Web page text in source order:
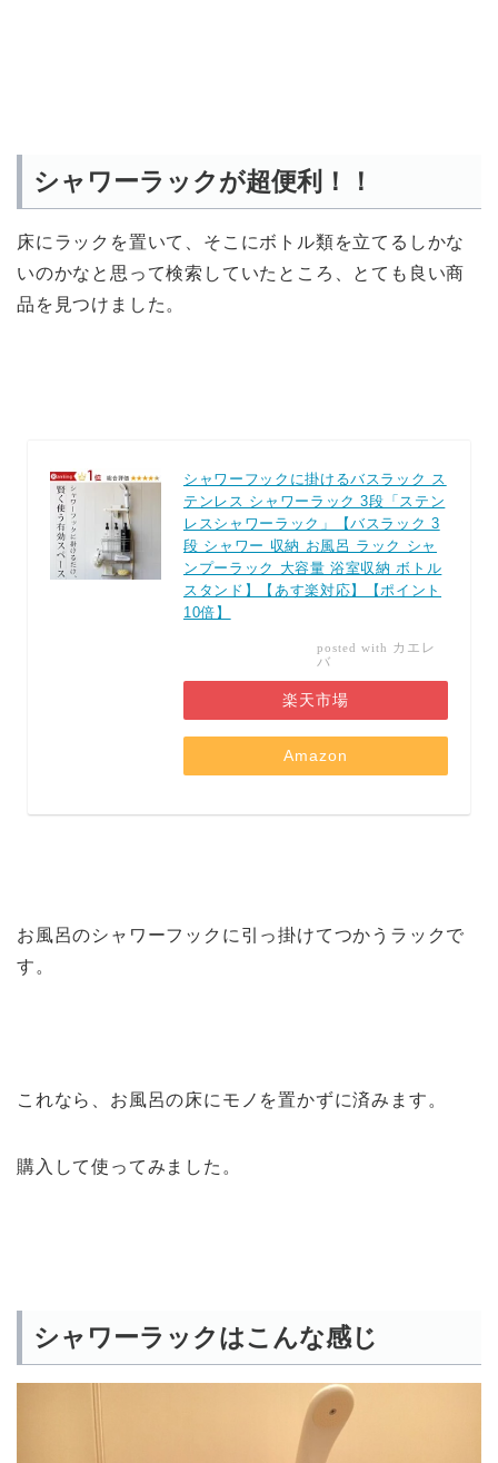
シャワーラックが超便利！！
床にラックを置いて、そこにボトル類を立てるしかな
いのかなと思って検索していたところ、とても良い商
品を見つけました。
シャワーフックに掛けるバスラック ス
テンレス シャワーラック 3段「ステン
レスシャワーラック」【バスラック 3
段 シャワー 収納 お風呂 ラック シャ
ンプーラック 大容量 浴室収納 ボトル
スタンド】【あす楽対応】【ポイント
10倍】
posted with カエレ
バ
楽天市場
Amazon
お風呂のシャワーフックに引っ掛けてつかうラックで
す。
これなら、お風呂の床にモノを置かずに済みます。
購入して使ってみました。
シャワーラックはこんな感じ